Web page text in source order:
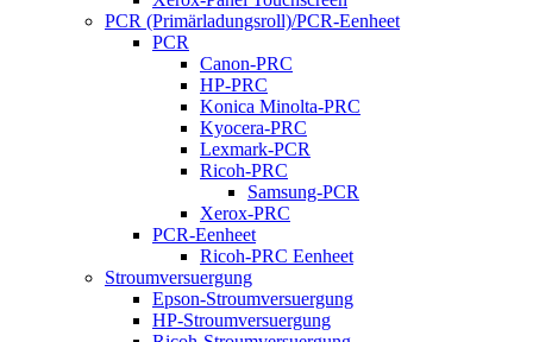
PCR (Primärladungsroll)/PCR-Eenheet
PCR
Canon-PRC
HP-PRC
Konica Minolta-PRC
Kyocera-PRC
Lexmark-PCR
Ricoh-PRC
Samsung-PCR
Xerox-PRC
PCR-Eenheet
Ricoh-PRC Eenheet
Stroumversuergung
Epson-Stroumversuergung
HP-Stroumversuergung